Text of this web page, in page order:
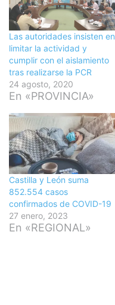
Las autoridades insisten en
limitar la actividad y
cumplir con el aislamiento
tras realizarse la PCR
24 agosto, 2020
En «PROVINCIA»
Castilla y León suma
852.554 casos
confirmados de COVID-19
27 enero, 2023
En «REGIONAL»